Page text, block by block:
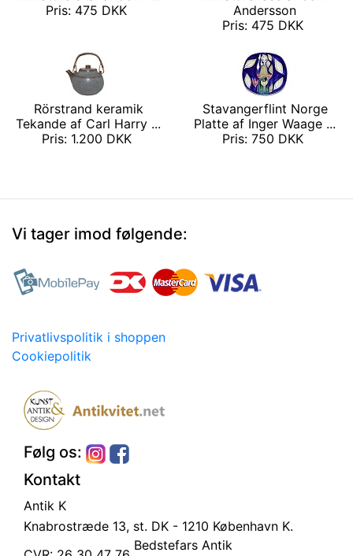
Pris: 475 DKK
Andersson
Pris: 475 DKK
Rörstrand keramik
Tekande af Carl Harry ...
Pris: 1.200 DKK
Stavangerflint Norge
Platte af Inger Waage ...
Pris: 750 DKK
Vi tager imod følgende:
Privatlivspolitik i shoppen
Cookiepolitik
Følg os:
Kontakt
Antik K
Knabrostræde 13, st. DK - 1210 København K.
Bedstefars Antik